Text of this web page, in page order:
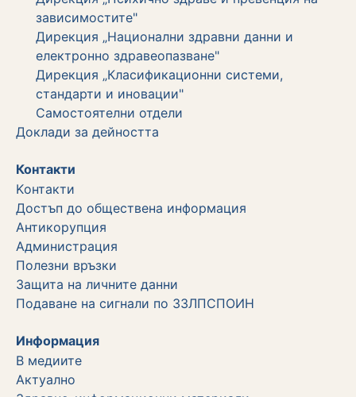
зависимостите"
Дирекция „Национални здравни данни и
електронно здравеопазване"
Дирекция „Класификационни системи,
стандарти и иновации"
Самостоятелни отдели
Дoклади за дейността
Контакти
Kонтакти
Достъп до обществена информация
Aнтикорупция
Администрация
Полезни връзки
Защита на личните данни
Подаване на сигнали по ЗЗЛПСПОИН
Информация
В медиите
Актуално